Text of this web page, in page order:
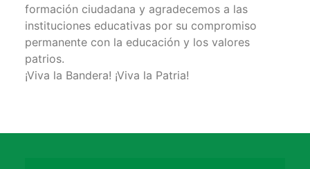
formación ciudadana y agradecemos a las
instituciones educativas por su compromiso
permanente con la educación y los valores
patrios.
¡Viva la Bandera! ¡Viva la Patria!